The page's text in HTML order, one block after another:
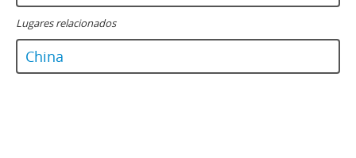
Lugares relacionados
China